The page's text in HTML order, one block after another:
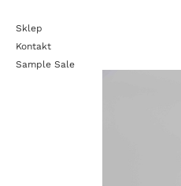
Sklep
Kontakt
Sample Sale